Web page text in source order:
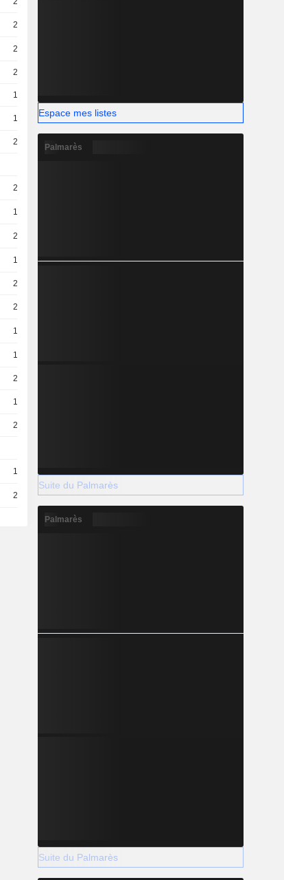
20
20
20
10
10 3,818EUR
20 1,945
20
10
25
10 3,107EUR
20
25
10
10
20
10
20
10
20 1.232 / 1.248
Espace mes listes
Palmarès
Suite du Palmarès
Palmarès
Suite du Palmarès